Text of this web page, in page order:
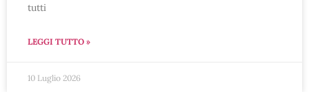
tutti
LEGGI TUTTO »
10 Luglio 2026